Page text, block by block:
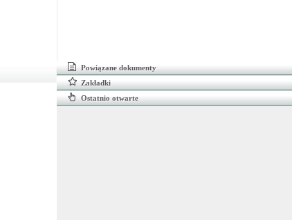
Powiązane dokumenty
Zakładki
Ostatnio otwarte